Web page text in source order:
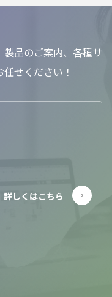
品のご案内、各種サ
せください！